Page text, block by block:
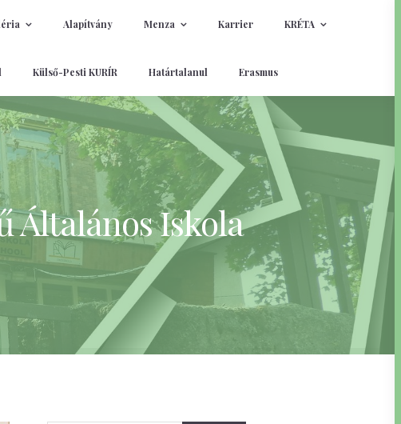
Általános Iskola
Alapítvány Menza Karrier KRÉTA
Külső-Pesti KURÍR Határtalanul Erasmus